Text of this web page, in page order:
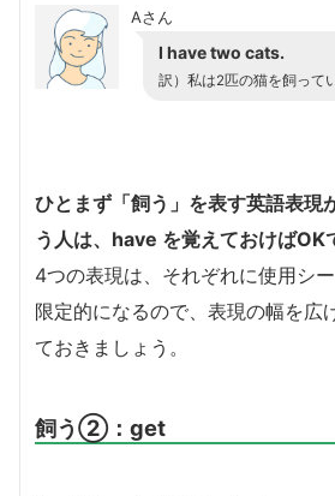
Aさん
I have two cats.
訳）私は2匹の猫を飼って
ひとまず「飼う」を表す英語表現
う人は、have を覚えておけばOK
4つの表現は、それぞれに使用シ
限定的になるので、表現の幅を広
ておきましょう。
飼う②：get